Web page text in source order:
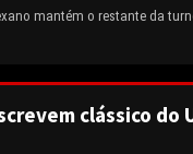
mantém o restante da
clássico do